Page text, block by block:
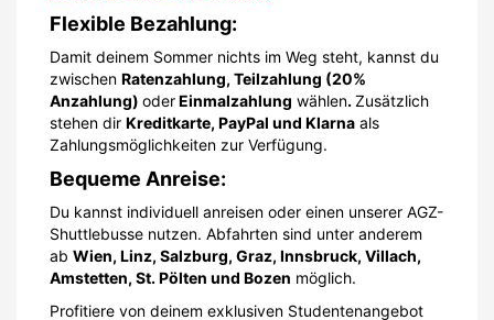
Flexible Bezahlung:
Damit deinem Sommer nichts im Weg steht, kannst du
zwischen Ratenzahlung, Teilzahlung (20%
Anzahlung) oderEinmalzahlung wählen.Zusätzlich
stehen dir Kreditkarte, PayPal und Klarna als
Zahlungsmöglichkeiten zur Verfügung.
Bequeme Anreise:
Du kannst individuell anreisen oder einen unserer AGZ-
Shuttlebusse nutzen. Abfahrten sind unter anderem
ab Wien, Linz, Salzburg, Graz, Innsbruck, Villach,
Amstetten, St. Pölten und Bozen möglich.
Profitiere von deinem exklusiven Studentenangebot